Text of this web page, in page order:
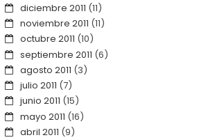
diciembre 2011 (11)
noviembre 2011 (11)
octubre 2011 (10)
septiembre 2011 (6)
agosto 2011 (3)
julio 2011 (7)
junio 2011 (15)
mayo 2011 (16)
abril 2011 (9)